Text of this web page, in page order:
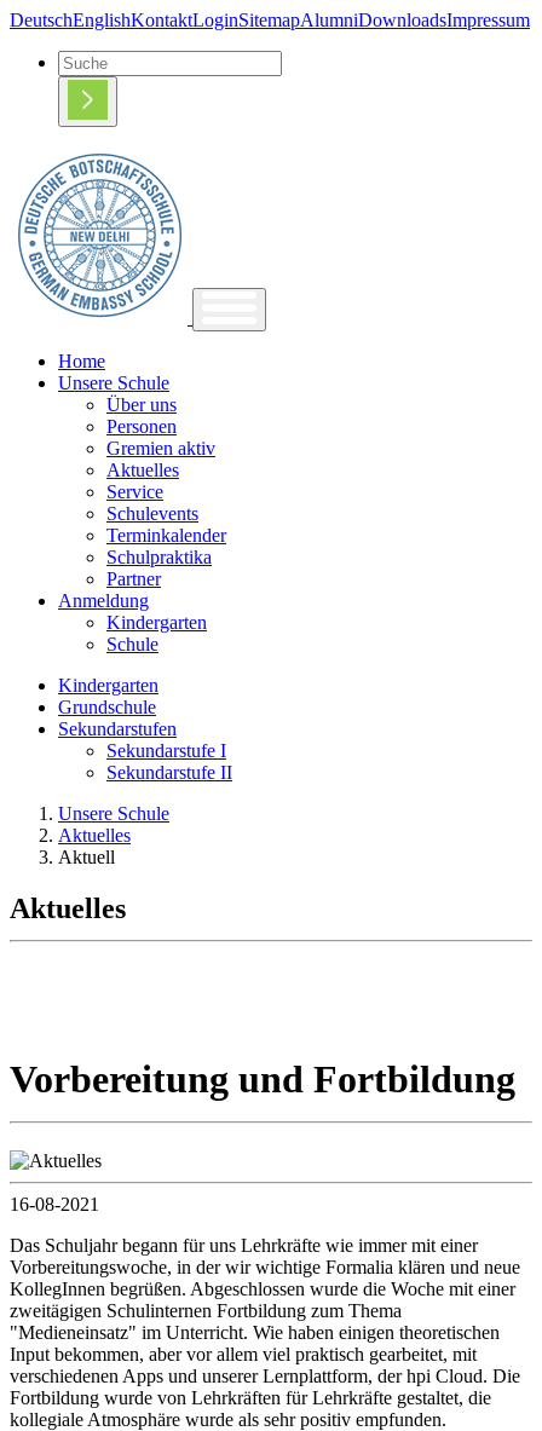
DeutschEnglishKontaktLoginSitemapAlumniDownloadsImpressum
Home
Unsere Schule
Über uns
Personen
Gremien aktiv
Aktuelles
Service
Schulevents
Terminkalender
Schulpraktika
Partner
Anmeldung
Kindergarten
Schule
Kindergarten
Grundschule
Sekundarstufen
Sekundarstufe I
Sekundarstufe II
Unsere Schule
Aktuelles
Aktuell
Aktuelles
Vorbereitung und Fortbildung
16-08-2021
Das Schuljahr begann für uns Lehrkräfte wie immer mit einer
Vorbereitungswoche, in der wir wichtige Formalia klären und neue
KollegInnen begrüßen. Abgeschlossen wurde die Woche mit einer
zweitägigen Schulinternen Fortbildung zum Thema
"Medieneinsatz" im Unterricht. Wie haben einigen theoretischen
Input bekommen, aber vor allem viel praktisch gearbeitet, mit
verschiedenen Apps und unserer Lernplattform, der hpi Cloud. Die
Fortbildung wurde von Lehrkräften für Lehrkräfte gestaltet, die
kollegiale Atmosphäre wurde als sehr positiv empfunden.